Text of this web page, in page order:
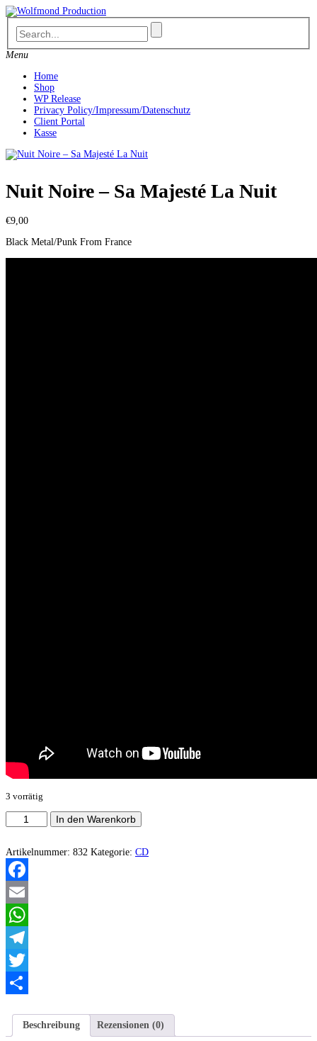
Skip
to
content
Menu
Home
Shop
WP Release
Privacy Policy/Impressum/Datenschutz
Client Portal
Kasse
Nuit Noire ‎– Sa Majesté La Nuit
€9,00
Black Metal/Punk From France
3 vorrätig
Noire
Sa
Majesté
La
Nuit
Menge
In den Warenkorb
Artikelnummer: 832 Kategorie: CD
Facebook
Email
WhatsApp
Telegram
Twitter
Beschreibung
Rezensionen (0)